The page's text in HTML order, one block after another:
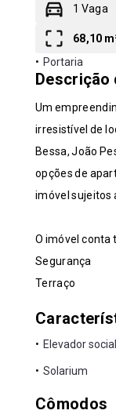
1 Vaga
68,10
• Portaria
Descrição
Um
irresistível de
Bessa, João
opções de
imóvel sujeitos
O imóvel conta
Segurança
Terraço
• Elevador social
• Solarium
Cômodos